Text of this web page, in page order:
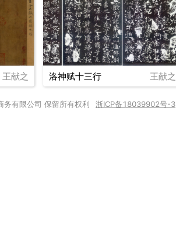
王献之 洛神赋十三行 王献之
有限公司 保留所有权利 浙ICP备18039902号-3